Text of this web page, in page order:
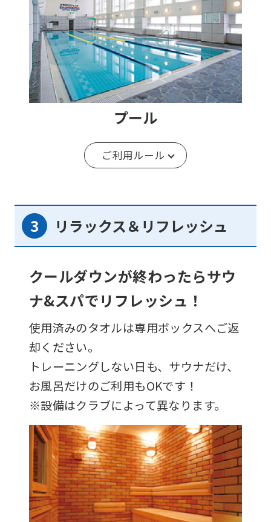
プール
ご利用ルール
リラックス＆リフレッシュ
クールダウンが終わったらサウ
ナ&スパでリフレッシュ！
使用済みのタオルは専用ボックスへご返
却ください。
トレーニングしない日も、サウナだけ、
お風呂だけのご利用もOKです！
※設備はクラブによって異なります。